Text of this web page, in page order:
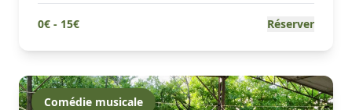
0€ - 15€ Réserver
Comédie musicale